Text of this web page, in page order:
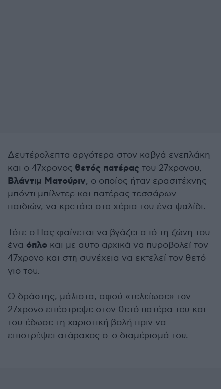
Δευτέρολεπτα αργότερα στον καβγά ενεπλάκη
και ο 47χρονος θετός πατέρας του 27χρονου,
Βλάντιμ Ματούριν, ο οποίος ήταν ερασιτέχνης
μπόντι μπίλντερ και πατέρας τεσσάρων
παιδιών, να κρατάει στα χέρια του ένα ψαλίδι.
Τότε ο Πας φαίνεται να βγάζει από τη ζώνη του
ένα όπλο και με αυτο αρχικά να πυροβολεί τον
47χρονο και στη συνέχεια να εκτελεί τον θετό
γιο του.
Ο δράστης, μάλιστα, αφού «τελείωσε» τον
27χρονο επέστρεψε στον θετό πατέρα του και
του έδωσε τη χαριστική βολή πριν να
επιστρέψει ατάραχος στο διαμέρισμά του.